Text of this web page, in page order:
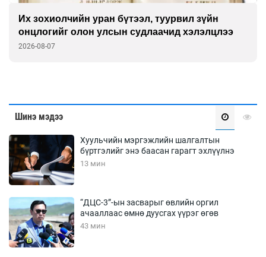
Их зохиолчийн уран бүтээл, туурвил зүйн
онцлогийг олон улсын судлаачид хэлэлцлээ
2026-08-07
Шинэ мэдээ
Хуульчийн мэргэжлийн шалгалтын
бүртгэлийг энэ баасан гарагт эхлүүлнэ
13 мин
“ДЦС-3”-ын засварыг өвлийн оргил
ачааллаас өмнө дуусгах үүрэг өгөв
43 мин